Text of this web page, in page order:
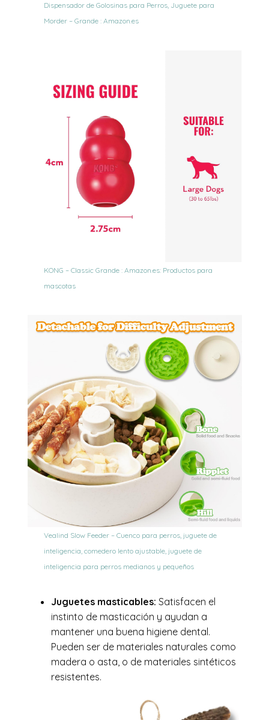
Dispensador de Golosinas para Perros, Juguete para
Morder – Grande : Amazon.es
KONG – Classic Grande : Amazon.es: Productos para
mascotas
Vealind Slow Feeder – Cuenco para perros, juguete de
inteligencia, comedero lento ajustable, juguete de
inteligencia para perros medianos y pequeños
Juguetes masticables: Satisfacen el
instinto de masticación y ayudan a
mantener una buena higiene dental.
Pueden ser de materiales naturales como
madera o asta, o de materiales sintéticos
resistentes.